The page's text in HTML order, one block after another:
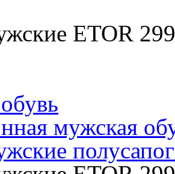
ETOR
мужская